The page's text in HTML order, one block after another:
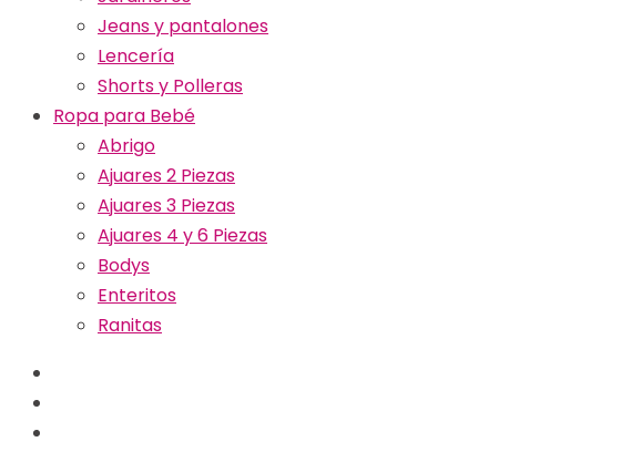
Jeans y pantalones
Lencería
Shorts y Polleras
Ropa para Bebé
Abrigo
Ajuares 2 Piezas
Ajuares 3 Piezas
Ajuares 4 y 6 Piezas
Bodys
Enteritos
Ranitas